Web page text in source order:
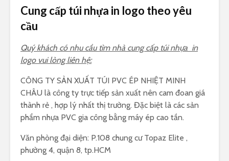
Cung cấp túi nhựa in logo theo yêu
cầu
Quý khách có nhu cầu tìm nhà cung cấp túi nhựa in
logo vui lòng liên hệ:
CÔNG TY SẢN XUẤT TÚI PVC ÉP NHIỆT MINH
CHÂU là công ty trực tiếp sản xuất nên cam đoan giá
thành rẻ , hợp lý nhất thị trường. Đặc biệt là các sản
phẩm nhựa PVC gia công bằng máy ép cao tần.
Văn phòng đại diện: P.108 chung cư Topaz Elite ,
phường 4, quận 8, tp.HCM